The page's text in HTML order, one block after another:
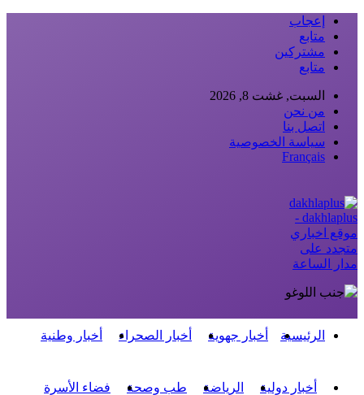
إعجاب
متابع
مشتركين
متابع
السبت, غشت 8, 2026
من نحن
اتصل بنا
سياسة الخصوصية
Français
dakhlaplus -
موقع اخباري
متجدد على
مدار الساعة
الرئيسية أخبار جهوية أخبار الصحراء أخبار وطنية
أخبار دولية الرياضة طب وصحة فضاء الأسرة